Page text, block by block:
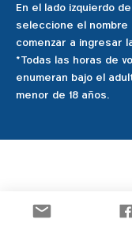
En el lado izquierdo
seleccione el nombre
comenzar a ingresar
*Todas las horas de
enumeran bajo el
menor de 18 años.
Club de